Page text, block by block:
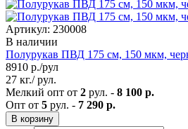
Артикул: 230008
В наличии
Полурукав ПВД 175 см, 150 мкм,
8910 р./рул
27 кг./ рул.
Мелкий опт от 2 рул. - 8 100 р.
Опт от 5 рул. - 7 290 р.
В корзину